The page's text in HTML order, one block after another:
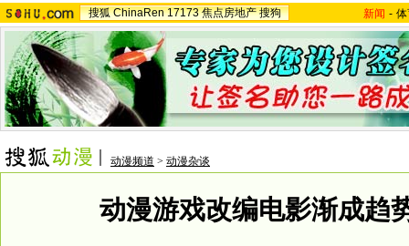
搜狐 ChinaRen 17173 焦点房地产 搜狗 新闻 -
动漫频道 > 动漫杂谈
动漫游戏改编电影渐成趋